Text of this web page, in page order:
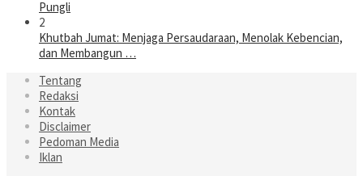
Pungli
2
Khutbah Jumat: Menjaga Persaudaraan, Menolak Kebencian,
dan Membangun …
Tentang
Redaksi
Kontak
Disclaimer
Pedoman Media
Iklan